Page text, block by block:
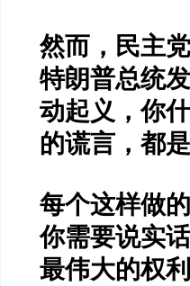
然而，民主
特朗普总统
动起义，你
的谎言，都
每个这样做
你需要说实
最伟大的权